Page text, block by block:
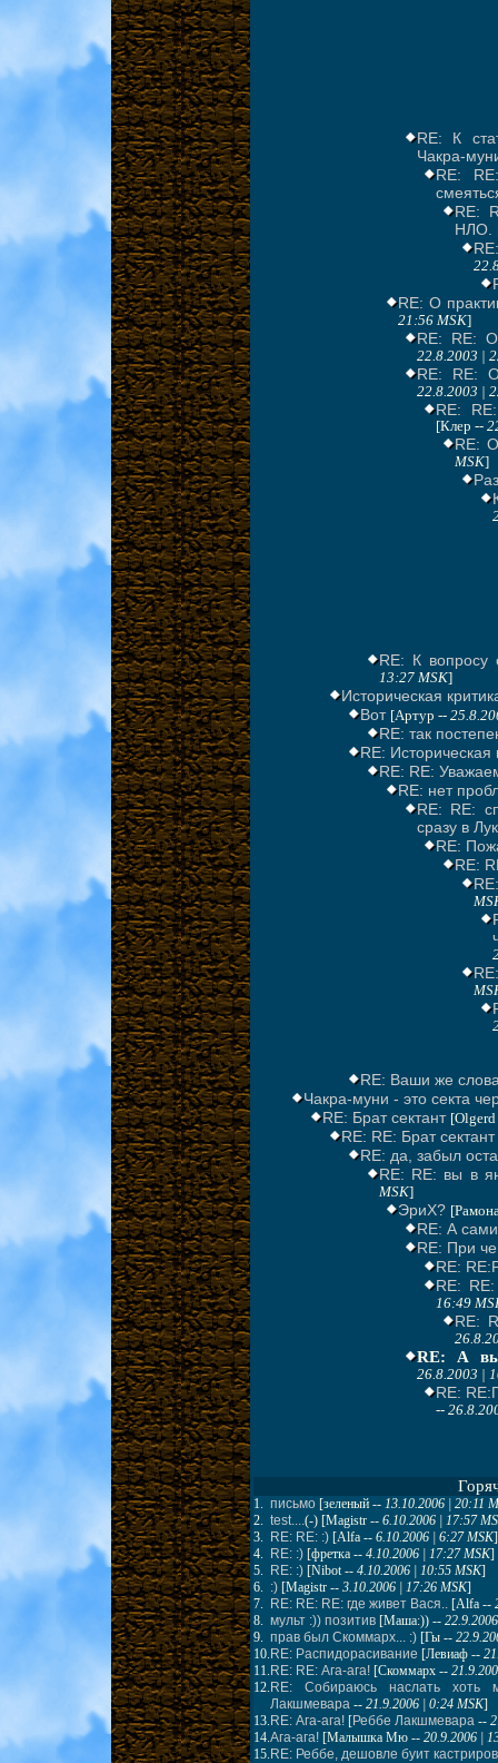
RE: К
Чакра-
RE:
RE:
НЛО.
RE: О
21:56 MSK]
RE: RE: О
22.8.2003 |
RE: RE:
22.8.2003 |
RE:
[Клер --
RE:
MSK]
RE: К вопросу
13:27 MSK]
Историческая
Вот [Артур --
RE: так
RE: Историческая
RE: RE:
RE: нет
RE: RE:
сразу в
RE:
RE:
RE: Ваши же
Чакра-муни - это секта
RE: Брат сектант
RE: RE: Брат
RE: да, забыл
RE: RE: вы в
MSK]
ЭриХ?
RE: А
RE: При
RE:
RE:
16:49
RE:
RE: А вы
26.8.2003 |
RE:
--
1. письмо [зеленый -- 13.10.2006 | 20:11
2. test....(-) [Magistr -- 6.10.2006 | 17:57
3.
RE: RE: :) [Alfa -- 6.10.2006 | 6:27 MSK]
4.
RE: :) [фретка -- 4.10.2006 | 17:27 MSK]
5.
RE: :) [Nibot-- 4.10.2006 | 10:55 MSK]
6. :) [Magistr -- 3.10.2006 | 17:26 MSK]
7.
RE: RE: RE: где живет Вася.. [Alfa --
8. мульт :)) позитив [Маша:)) --
9. прав был Скоммарх... :) [Гы --
10. RE: Распидорасивание [Левиаф --
11. RE: RE: Ага-ага! [Скоммарх --
12. RE: Собираюсь наслать хоть
Лакшмевара -- 21.9.2006 | 0:24 MSK]
13. RE: Ага-ага! [Реббе Лакшмевара --
14.Ага-ага! [Малышка Мю -- 20.9.2006 |
15. RE: Реббе, дешовле буит